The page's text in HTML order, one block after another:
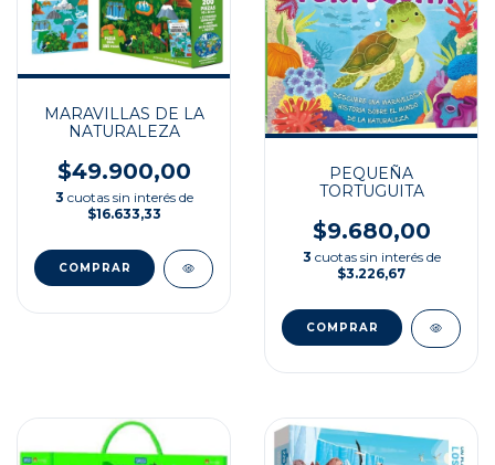
MARAVILLAS DE LA
NATURALEZA
$49.900,00
3 cuotas sin interés de
$16.633,33
PEQUEÑA
TORTUGUITA
$9.680,00
3 cuotas sin interés de
$3.226,67